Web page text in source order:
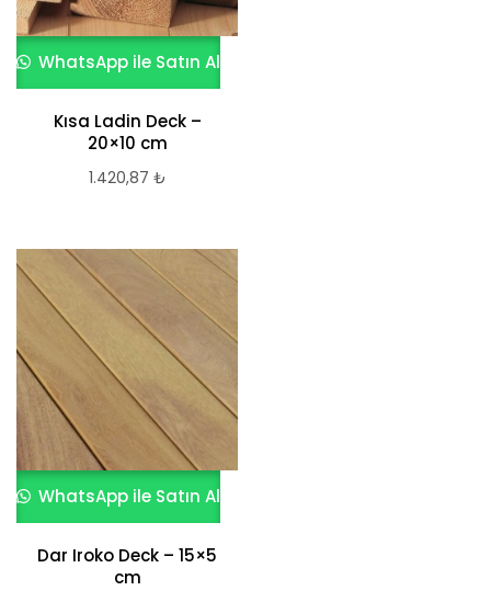
WhatsApp ile Satın Al
Kısa Ladin Deck –
20×10 cm
1.420,87 ₺
WhatsApp ile Satın Al
Dar Iroko Deck – 15×5
cm